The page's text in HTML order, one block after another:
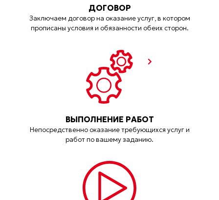
ДОГОВОР
Заключаем договор на оказание услуг, в котором
прописаны условия и обязанности обеих сторон.
ВЫПОЛНЕНИЕ РАБОТ
Непосредственно оказание требующихся услуг и
работ по вашему заданию.